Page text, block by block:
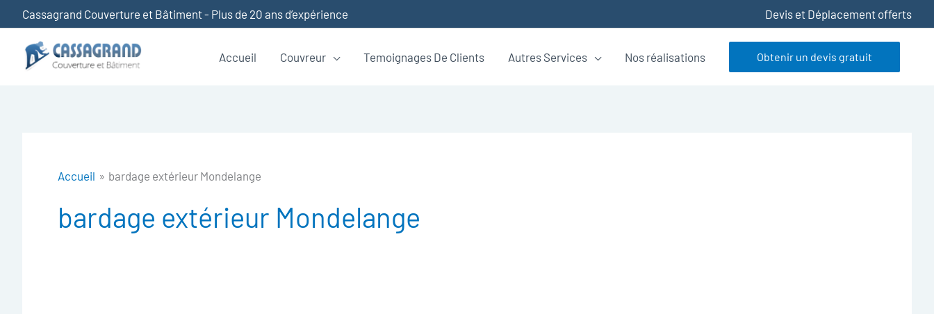
au
contenu
Cassagrand Couverture et Bâtiment - Plus de 20 ans d’expérience Devis et Déplacement offerts
Accueil Couvreur Temoignages De Clients Autres Services Nos réalisations Obtenir un devis gratuit
Accueil bardage extérieur Mondelange
bardage extérieur Mondelange